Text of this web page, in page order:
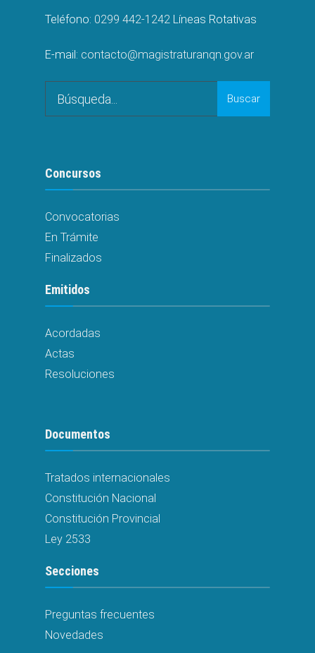
Teléfono: 0299 442-1242 Líneas Rotativas
E-mail: contacto@magistraturanqn.gov.ar
for:
Buscar
Concursos
Convocatorias
En Trámite
Finalizados
Emitidos
Acordadas
Actas
Resoluciones
Documentos
Tratados internacionales
Constitución Nacional
Constitución Provincial
Ley 2533
Secciones
Preguntas frecuentes
Novedades